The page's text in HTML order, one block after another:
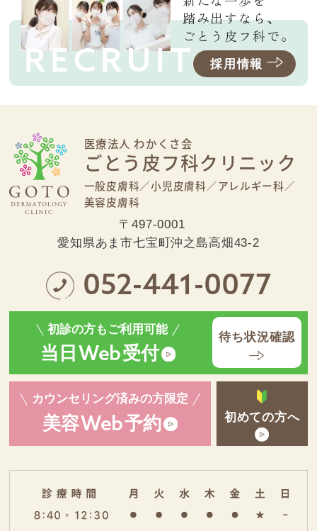
踏み出すなら、
ごとう皮フ科で。
RECRUIT 採用情報
医療法人 わかくさ会
ごとう皮フ科クリニック
一般皮膚科／小児皮膚科／アレルギー科／
美容皮膚科
〒497-0001
愛知県あま市七宝町沖之島高畑43-2
052-441-0077
初診の方もご利用可能
当日 Web受付
待ち状況確認
カウンセリング済みの方限定
美容Web予約 初めての方へ